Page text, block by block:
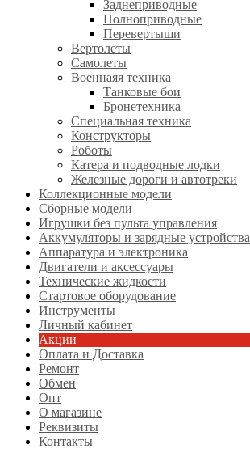
Заднеприводные
Полноприводные
Перевертыши
Вертолеты
Самолеты
Военнаяя техника
Танковые бои
Бронетехника
Специальная техника
Конструкторы
Роботы
Катера и подводные лодки
Железные дороги и автотреки
Коллекционные модели
Сборные модели
Игрушки без пульта управления
Аккумуляторы и зарядные устройства
Аппаратура и электроника
Двигатели и аксессуары
Технические жидкости
Стартовое оборудование
Инструменты
Личный кабинет
Акции
Оплата и Доставка
Ремонт
Обмен
Опт
О магазине
Реквизиты
Контакты